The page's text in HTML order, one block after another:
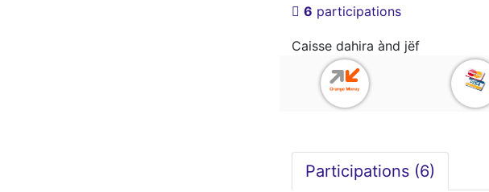
6 participations
Caisse dahira ànd jëf
Participations (6)